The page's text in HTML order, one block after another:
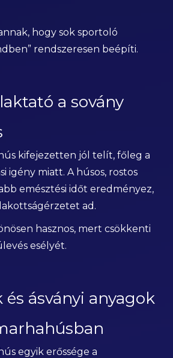
hogy sok sportoló
rendszeresen beépíti.
a sovány
kifejezetten jól telít, főleg a
igény miatt. A húsos, rostos
emésztési időt eredményez,
ad.
hasznos, mert csökkenti
esélyét.
ásványi anyagok
egyik erőssége a